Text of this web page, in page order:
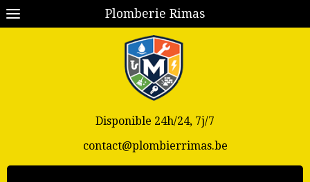
Plomberie Rimas
Disponible 24h/24, 7j/7
contact@plombierrimas.be